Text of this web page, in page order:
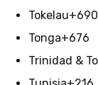
Tokelau+690
Tonga+676
Trinidad &